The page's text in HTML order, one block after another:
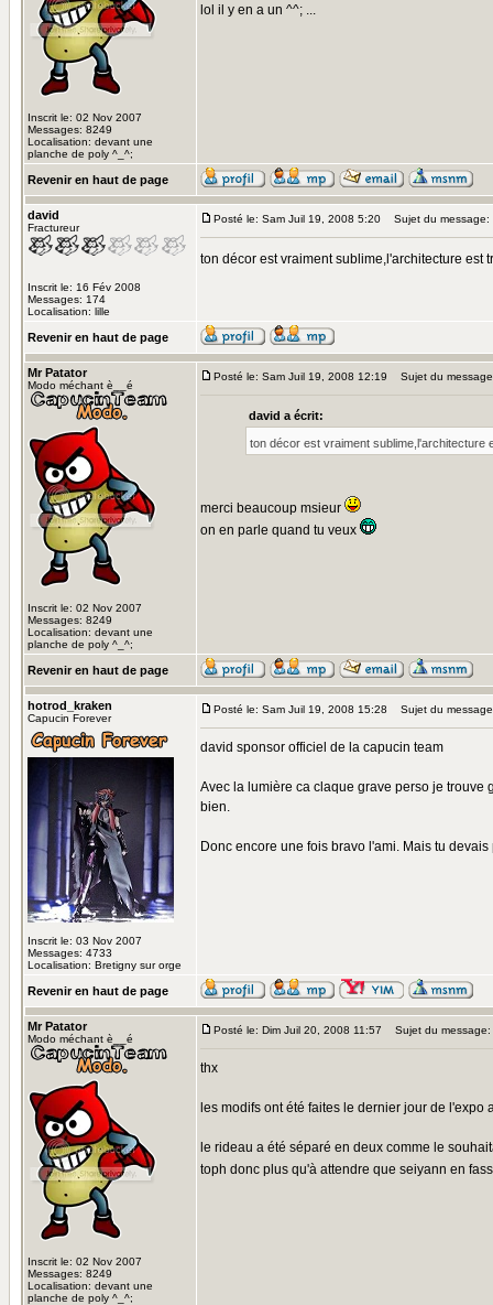
Inscrit le: 02 Nov 2007
Messages: 8249
Localisation: devant une
planche de poly ^_^;
lol il y en a un ^^; ...
Revenir en haut de page
david
Fractureur
Inscrit le: 16 Fév 2008
Messages: 174
Localisation: lille
Posté le: Sam Juil 19, 2008 5:20 Sujet du message:
ton décor est vraiment sublime,l'architecture
Revenir en haut de page
Mr Patator
Modo méchant è__é
Inscrit le: 02 Nov 2007
Messages: 8249
Localisation: devant une
planche de poly ^_^;
Posté le: Sam Juil 19, 2008 12:19 Sujet du
david a écrit:
ton décor est vraiment
merci beaucoup msieur
on en parle quand tu veux
Revenir en haut de page
hotrod_kraken
Capucin Forever
Inscrit le: 03 Nov 2007
Messages: 4733
Localisation: Bretigny sur orge
Posté le: Sam Juil 19, 2008 15:28 Sujet du
david sponsor officiel de la capucin team
Avec la lumière ca claque grave perso je trouve
bien.
Donc encore une fois bravo l'ami. Mais tu
Revenir en haut de page
Mr Patator
Modo méchant è__é
Inscrit le: 02 Nov 2007
Messages: 8249
Localisation: devant une
planche de poly ^_^;
Posté le: Dim Juil 20, 2008 11:57 Sujet du message:
thx
les modifs ont été faites le dernier jour de l'expo
le rideau a été séparé en deux comme le
toph donc plus qu'à attendre que seiyann en